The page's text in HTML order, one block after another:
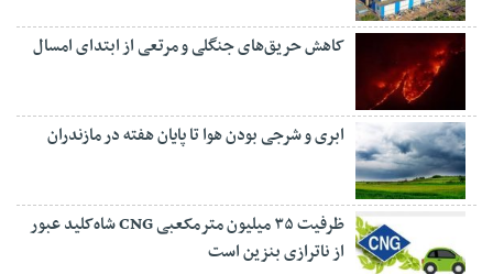
کاهش حریق‌های جنگلی و مرتعی از ابتدای امسال
ابری و شرجی بودن هوا تا پایان هفته در مازندران
ظرفیت ۳۵ میلیون مترمکعبی CNG شاه‌کلید عبور
از ناترازی بنزین است